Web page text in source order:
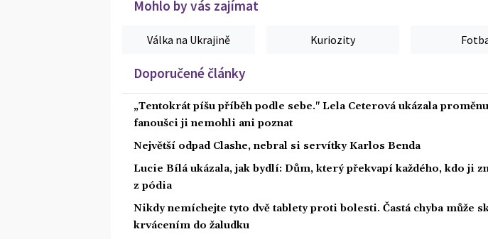
Mohlo by vás zajímat
Válka na Ukrajině Kuriozity
Doporučené články
„Tentokrát píšu příběh podle sebe." Lela Ceterová ukázala
fanoušci ji nemohli ani poznat
Největší odpad Clashe, nebral si servítky Karlos Benda
Lucie Bílá ukázala, jak bydlí: Dům, který překvapí každého, kdo ji
z pódia
Nikdy nemíchejte tyto dvě tablety proti bolesti. Častá chyba může
krvácením do žaludku